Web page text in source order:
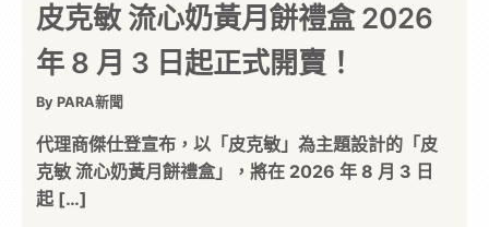
皮克敏 流心奶黃月餅禮盒 2026
年 8 月 3 日起正式開賣！
By PARA新聞
代理商傑仕登宣布，以「皮克敏」為主題設計的「皮
克敏 流心奶黃月餅禮盒」，將在 2026 年 8 月 3 日
起 […]